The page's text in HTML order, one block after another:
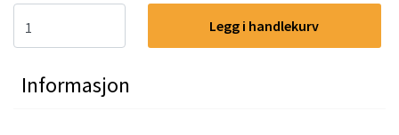
Legg i handlekurv
Informasjon